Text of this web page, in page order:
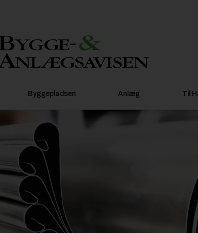
Byggepladsen Anlæg Til